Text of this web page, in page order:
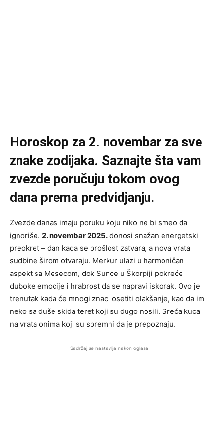
Horoskop za 2. novembar za sve
znake zodijaka. Saznajte šta vam
zvezde poručuju tokom ovog
dana prema predvidjanju.
Zvezde danas imaju poruku koju niko ne bi smeo da
ignoriše. 2. novembar 2025. donosi snažan energetski
preokret – dan kada se prošlost zatvara, a nova vrata
sudbine širom otvaraju. Merkur ulazi u harmoničan
aspekt sa Mesecom, dok Sunce u Škorpiji pokreće
duboke emocije i hrabrost da se napravi iskorak. Ovo je
trenutak kada će mnogi znaci osetiti olakšanje, kao da im
neko sa duše skida teret koji su dugo nosili. Sreća kuca
na vrata onima koji su spremni da je prepoznaju.
Sadržaj se nastavlja nakon oglasa